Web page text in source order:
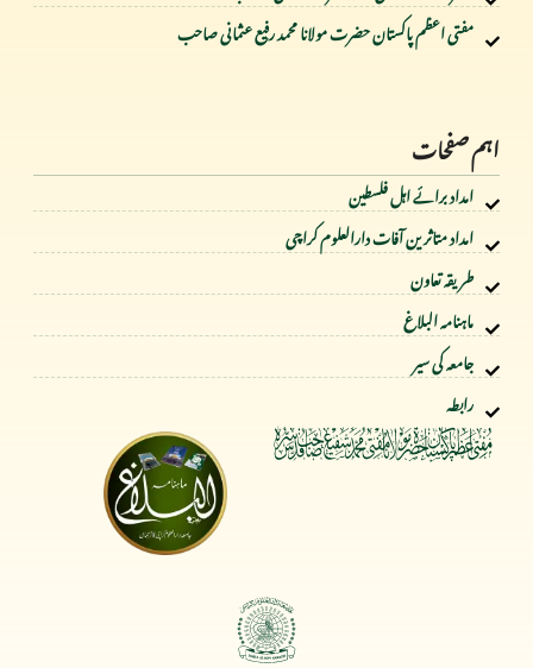
مفتی اعظم پاکستان حضرت مولانا محمد رفیع عثمانی صاحب
اہم صفحات
امداد برائے اہل فلسطین
امداد متاثرین آفات دارالعلوم کراچی
طریقہ تعاون
ماہنامہ البلاغ
جامعہ کی سیر
رابطہ